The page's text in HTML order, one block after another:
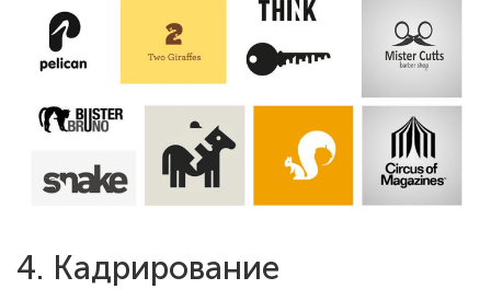
4. Кадрирование